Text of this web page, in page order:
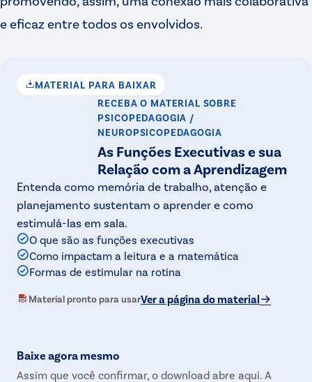
e eficaz entre todos os envolvidos.
MATERIAL PARA BAIXAR
RECEBA O MATERIAL SOBRE
PSICOPEDAGOGIA /
NEUROPSICOPEDAGOGIA
As Funções Executivas e sua
Relação com a Aprendizagem
Entenda como memória de trabalho, atenção e
planejamento sustentam o aprender e como
estimulá-las em sala.
O que são as funções executivas
Como impactam a leitura e a matemática
Formas de estimular na rotina
Material pronto para usarVer a página do material
Baixe agora mesmo
Assim que você confirmar, o download abre aqui. A